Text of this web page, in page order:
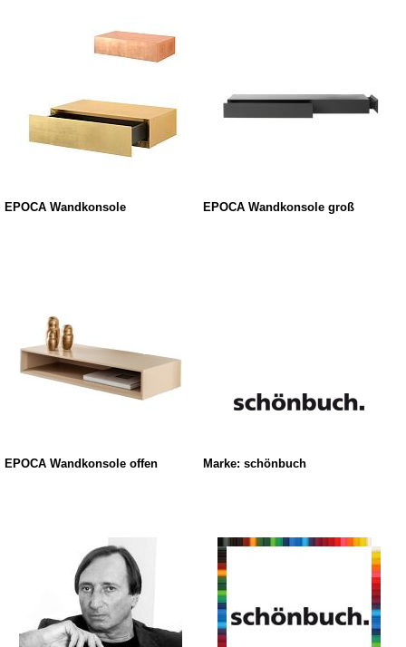
EPOCA Wandkonsole EPOCA Wandkonsole groß
EPOCA Wandkonsole offen Marke: schönbuch